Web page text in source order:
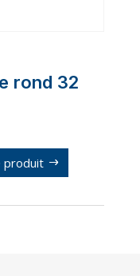
rond 32
produit